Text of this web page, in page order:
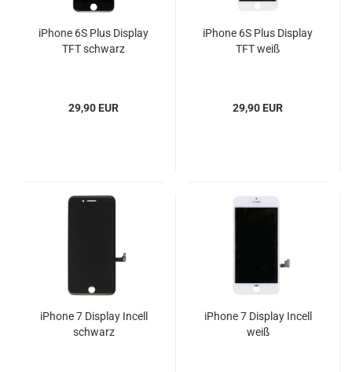
iPhone 6S Plus Display
TFT schwarz
29,90 EUR
iPhone 6S Plus Display
TFT weiß
29,90 EUR
iPhone 7 Display Incell
schwarz
iPhone 7 Display Incell
weiß